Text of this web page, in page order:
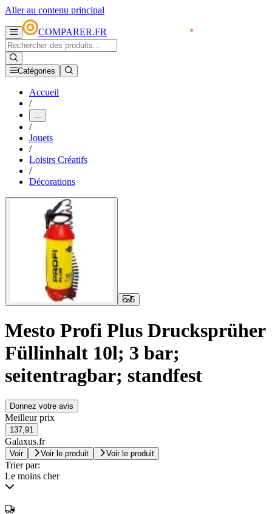
Aller au contenu principal
COMPARER.FR
Catégories
Accueil
/
...
/
Jouets
/
Loisirs Créatifs
/
Décorations
5
Mesto Profi Plus Drucksprüher
Füllinhalt 10l; 3 bar;
seitentragbar; standfest
Donnez votre avis
Meilleur prix
137,91
Galaxus.fr
Voir Voir le produit Voir le produit
Trier par:
Le moins cher